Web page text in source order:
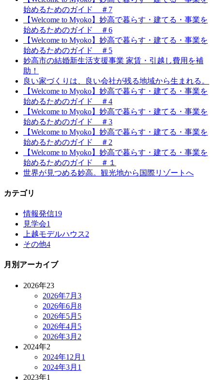
始めるためのガイド ＃7
【Welcome to Myoko】妙高で暮らす・建てる・事業を
始めるためのガイド ＃6
【Welcome to Myoko】妙高で暮らす・建てる・事業を
始めるためのガイド ＃5
妙高市の結婚新生活支援事業 家賃・引越し費用を補
助！
良い家づくりは、良い会社が残る地域から生まれる。
【Welcome to Myoko】妙高で暮らす・建てる・事業を
始めるためのガイド ＃4
【Welcome to Myoko】妙高で暮らす・建てる・事業を
始めるためのガイド ＃3
【Welcome to Myoko】妙高で暮らす・建てる・事業を
始めるためのガイド ＃2
【Welcome to Myoko】妙高で暮らす・建てる・事業を
始めるためのガイド ＃１
世界が見つめる妙高。観光地から国際リゾートへ
カテゴリ
情報発信19
見学会1
上越モデルハウス2
その他4
月別アーカイブ
2026年23
2026年7月 3
2026年6月 8
2026年5月 5
2026年4月 5
2026年3月 2
2024年2
2024年12月 1
2024年3月 1
2023年1